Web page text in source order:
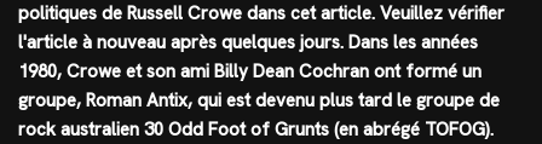
politiques de Russell Crowe dans cet article. Veuillez vérifier
l'article à nouveau après quelques jours. Dans les années
1980, Crowe et son ami Billy Dean Cochran ont formé un
groupe, Roman Antix, qui est devenu plus tard le groupe de
rock australien 30 Odd Foot of Grunts (en abrégé TOFOG).